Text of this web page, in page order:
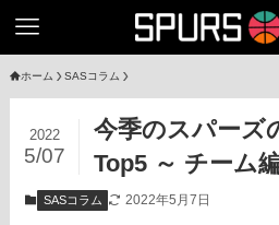
ホーム SASコラム
今季のスパーズ
Top5 ～ チーム
2022
5/07
SASコラム 2022年5月7日